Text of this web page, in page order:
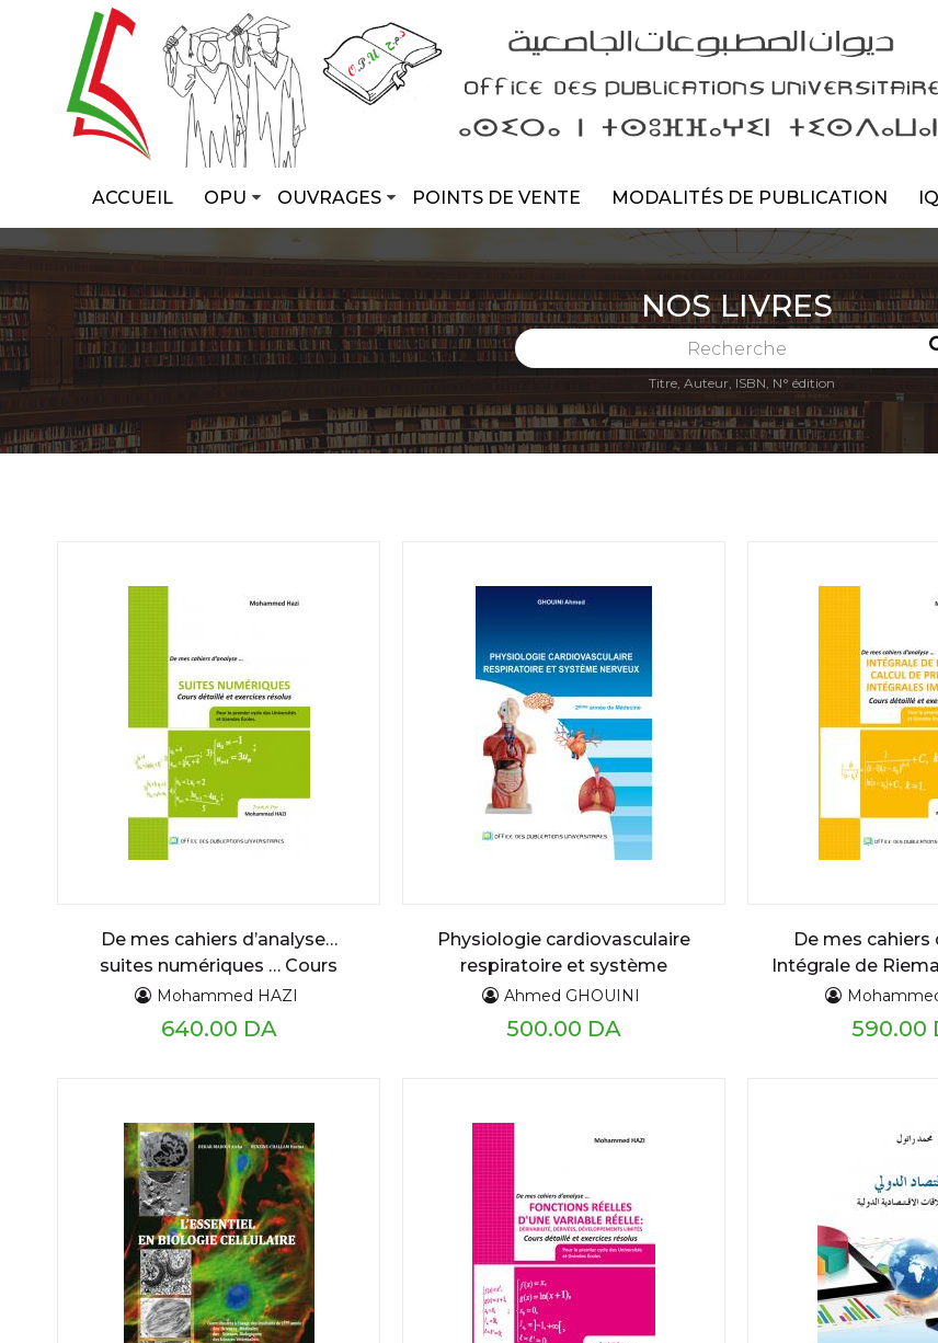
ACCUEIL OPU OUVRAGES POINTS DE VENTE MODALITÉS DE PUBLICATION
NOS LIVRES
Recherche
Titre, Auteur, ISBN, N° édition
De mes cahiers d’analyse…
suites numériques … Cours
détaillé et exercices résolus
Mohammed HAZI
640.00 DA
Physiologie cardiovasculaire
respiratoire et système
nerveux
Ahmed GHOUINI
500.00 DA
De mes cahiers
Intégrale de
primitives,
impropres,590.00